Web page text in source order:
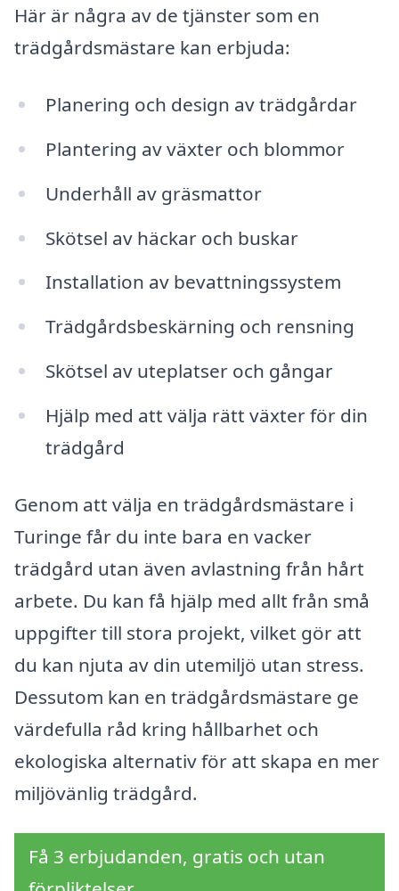
Här är några av de tjänster som en
trädgårdsmästare kan erbjuda:
Planering och design av trädgårdar
Plantering av växter och blommor
Underhåll av gräsmattor
Skötsel av häckar och buskar
Installation av bevattningssystem
Trädgårdsbeskärning och rensning
Skötsel av uteplatser och gångar
Hjälp med att välja rätt växter för din
trädgård
Genom att välja en trädgårdsmästare i
Turinge får du inte bara en vacker
trädgård utan även avlastning från hårt
arbete. Du kan få hjälp med allt från små
uppgifter till stora projekt, vilket gör att
du kan njuta av din utemiljö utan stress.
Dessutom kan en trädgårdsmästare ge
värdefulla råd kring hållbarhet och
ekologiska alternativ för att skapa en mer
miljövänlig trädgård.
Få 3 erbjudanden, gratis och utan